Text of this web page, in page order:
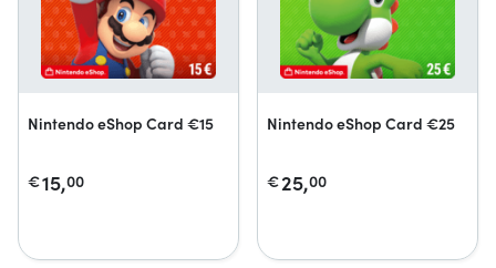
Nintendo eShop Card €15
€15,00
Nintendo eShop Card €25
€25,00